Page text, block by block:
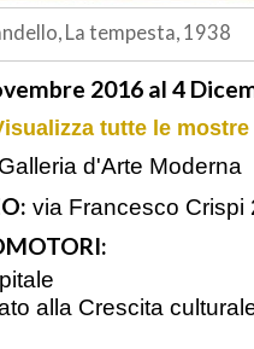
La tempesta, 1938
2016 al 4
tutte le mostre
Galleria d'Arte Moderna
via Francesco Crispi
alla Crescita